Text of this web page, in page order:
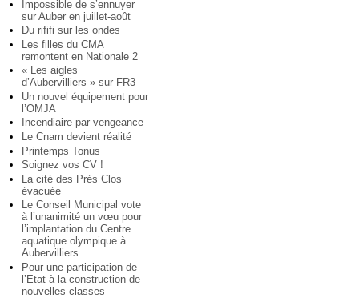
Impossible de s’ennuyer
sur Auber en juillet-août
Du rififi sur les ondes
Les filles du CMA
remontent en Nationale 2
« Les aigles
d’Aubervilliers » sur FR3
Un nouvel équipement pour
l’OMJA
Incendiaire par vengeance
Le Cnam devient réalité
Printemps Tonus
Soignez vos CV !
La cité des Prés Clos
évacuée
Le Conseil Municipal vote
à l’unanimité un vœu pour
l’implantation du Centre
aquatique olympique à
Aubervilliers
Pour une participation de
l’Etat à la construction de
nouvelles classes